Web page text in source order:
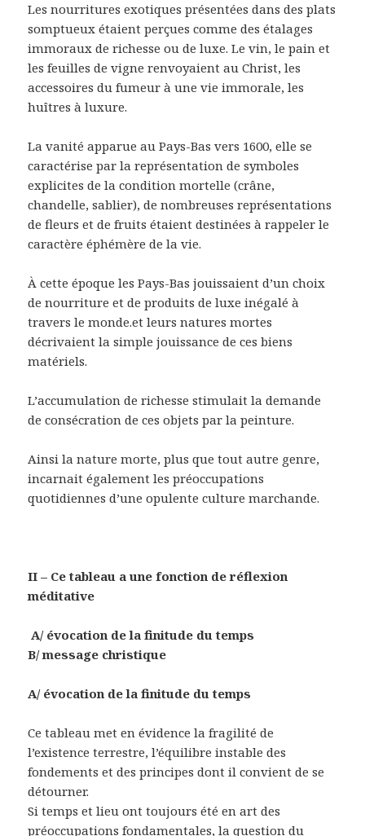
Les nourritures exotiques présentées dans des plats
somptueux étaient perçues comme des étalages
immoraux de richesse ou de luxe. Le vin, le pain et
les feuilles de vigne renvoyaient au Christ, les
accessoires du fumeur à une vie immorale, les
huîtres à luxure.
La vanité apparue au Pays-Bas vers 1600, elle se
caractérise par la représentation de symboles
explicites de la condition mortelle (crâne,
chandelle, sablier), de nombreuses représentations
de fleurs et de fruits étaient destinées à rappeler le
caractère éphémère de la vie.
À cette époque les Pays-Bas jouissaient d’un choix
de nourriture et de produits de luxe inégalé à
travers le monde.et leurs natures mortes
décrivaient la simple jouissance de ces biens
matériels.
L’accumulation de richesse stimulait la demande
de consécration de ces objets par la peinture.
Ainsi la nature morte, plus que tout autre genre,
incarnait également les préoccupations
quotidiennes d’une opulente culture marchande.
II – Ce tableau a une fonction de réflexion
méditative
A/ évocation de la finitude du temps
B/ message christique
A/ évocation de la finitude du temps
Ce tableau met en évidence la fragilité de
l’existence terrestre, l’équilibre instable des
fondements et des principes dont il convient de se
détourner.
Si temps et lieu ont toujours été en art des
préoccupations fondamentales, la question du